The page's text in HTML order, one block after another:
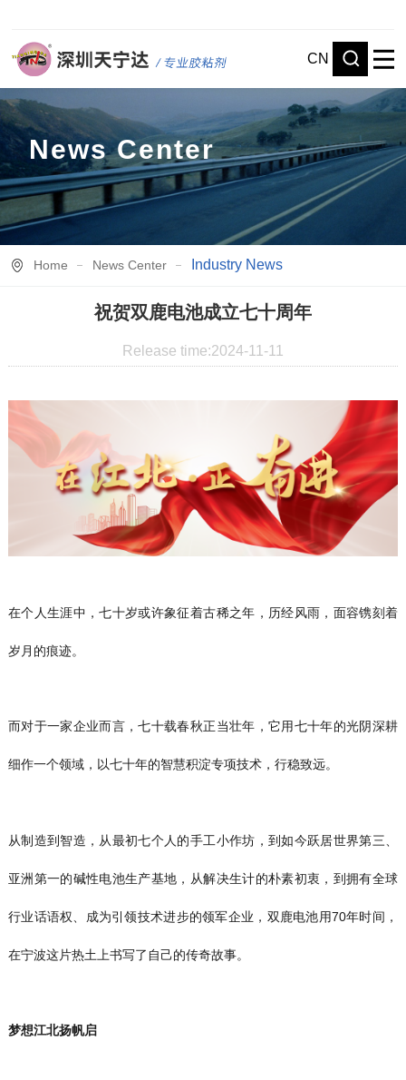
CN
News Center
Home News Center Industry News
祝贺双鹿电池成立七十周年
Release time:2024-11-11
在个人生涯中，七十岁或许象征着古稀之年，历经风雨，面容镌刻着
岁月的痕迹。
而对于一家企业而言，七十载春秋正当壮年，它用七十年的光阴深耕
细作一个领域，以七十年的智慧积淀专项技术，行稳致远。
从制造到智造，从最初七个人的手工小作坊，到如今跃居世界第三、
亚洲第一的碱性电池生产基地，从解决生计的朴素初衷，到拥有全球
行业话语权、成为引领技术进步的领军企业，双鹿电池用70年时间，
在宁波这片热土上书写了自己的传奇故事。
梦想江北扬帆启